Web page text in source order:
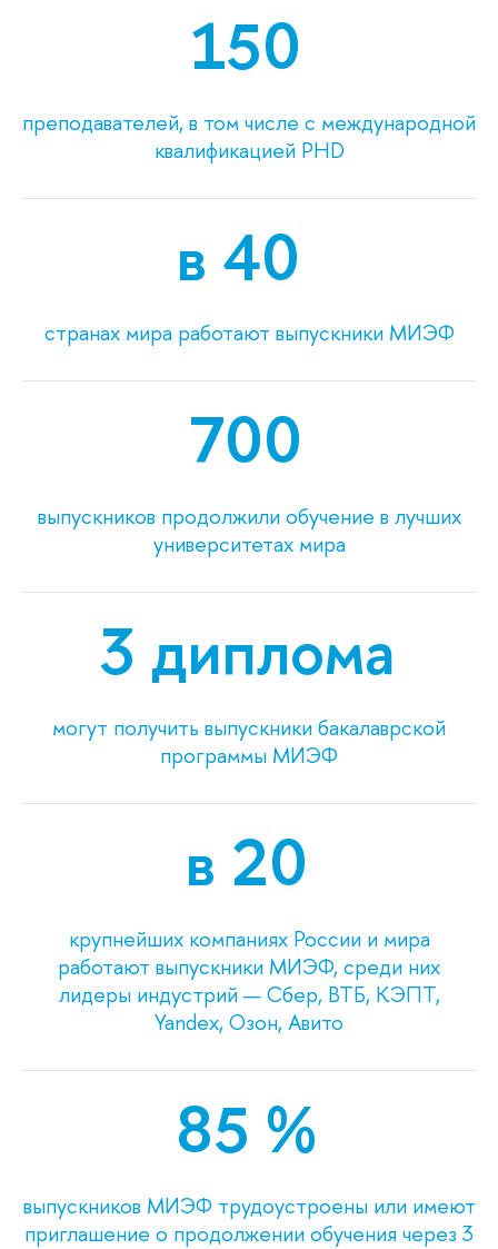
150
преподавателей, в том числе с международной
квалификацией PHD
в 40
странах мира работают выпускники МИЭФ
700
выпускников продолжили обучение в лучших
университетах мира
3 диплома
могут получить выпускники бакалаврской
программы МИЭФ
в 20
крупнейших компаниях России и мира
работают выпускники МИЭФ, среди них
лидеры индустрий — Сбер, ВТБ, КЭПТ,
Yandex, Озон, Авито
85 %
выпускников МИЭФ трудоустроены или имеют
приглашение о продолжении обучения через 3